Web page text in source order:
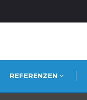
REFERENZEN